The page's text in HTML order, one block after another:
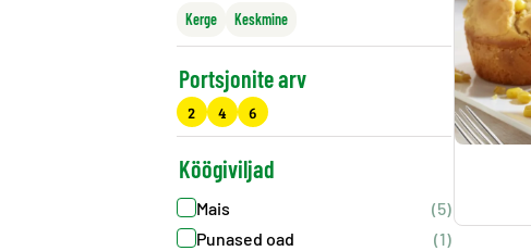
Kerge Keskmine
Portsjonite arv
2 4 6
Köögiviljad
Mais
(5)
Punased oad
(1)